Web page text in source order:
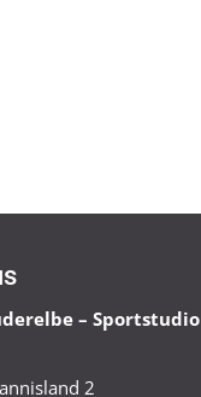
– Sportstudio
2